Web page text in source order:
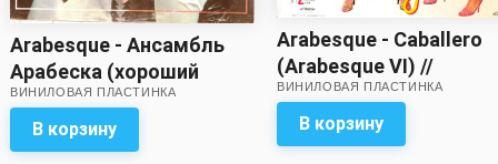
Arabesque - Ансамбль
Арабеска (хороший
звук!)
ВИНИЛОВАЯ ПЛАСТИНКА
В корзину
Arabesque - Caballero
(Arabesque VI) //
Отличный звук!
ВИНИЛОВАЯ ПЛАСТИНКА
В корзину